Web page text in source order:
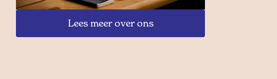
Lees meer over ons